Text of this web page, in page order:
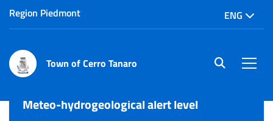
Region Piedmont ENG
Town of Cerro Tanaro site.searc
Meteo-hydrogeological alert level